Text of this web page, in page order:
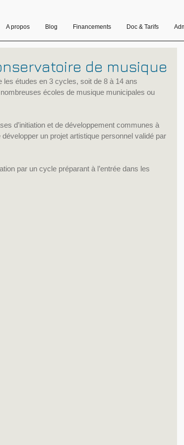
A propos Blog Financements Doc & Tarifs
de musique
les études en 3 cycles, soit de 8 à 14 ans
écoles de musique municipales ou
d’initiation et de développement communes à
un projet artistique personnel validé par
par un cycle préparant à l’entrée dans les